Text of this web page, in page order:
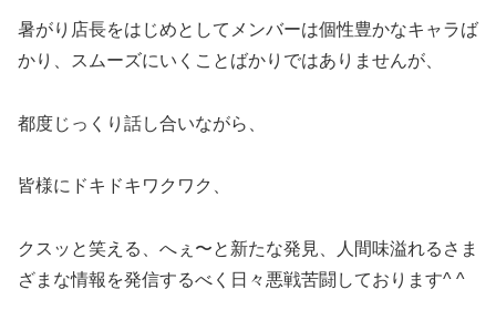
暑がり店長をはじめとしてメンバーは個性豊かなキャラば
かり、スムーズにいくことばかりではありませんが、
都度じっくり話し合いながら、
皆様にドキドキワクワク、
クスッと笑える、へぇ〜と新たな発見、人間味溢れるさま
ざまな情報を発信するべく日々悪戦苦闘しております^ ^